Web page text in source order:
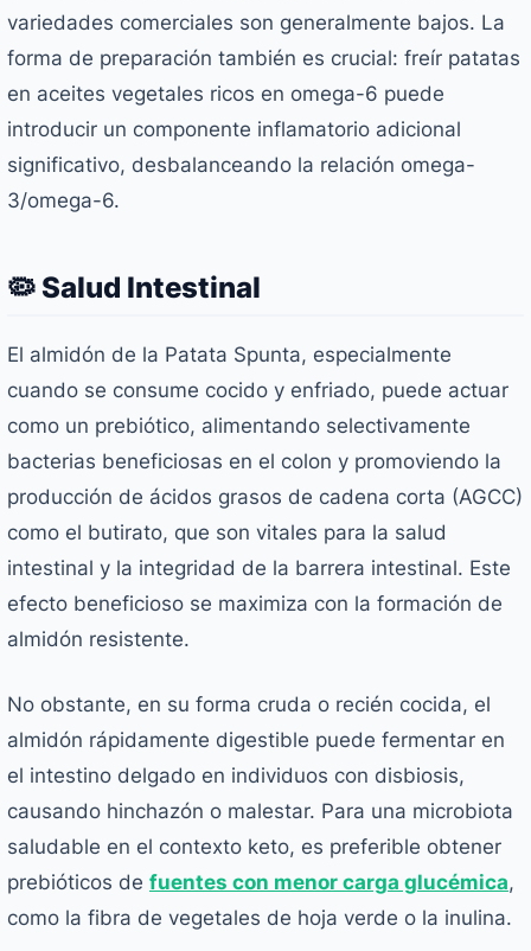
variedades comerciales son generalmente bajos. La
forma de preparación también es crucial: freír patatas
en aceites vegetales ricos en omega-6 puede
introducir un componente inflamatorio adicional
significativo, desbalanceando la relación omega-
3/omega-6.
🦠 Salud Intestinal
El almidón de la Patata Spunta, especialmente
cuando se consume cocido y enfriado, puede actuar
como un prebiótico, alimentando selectivamente
bacterias beneficiosas en el colon y promoviendo la
producción de ácidos grasos de cadena corta (AGCC)
como el butirato, que son vitales para la salud
intestinal y la integridad de la barrera intestinal. Este
efecto beneficioso se maximiza con la formación de
almidón resistente.
No obstante, en su forma cruda o recién cocida, el
almidón rápidamente digestible puede fermentar en
el intestino delgado en individuos con disbiosis,
causando hinchazón o malestar. Para una microbiota
saludable en el contexto keto, es preferible obtener
prebióticos de fuentes con menor carga glucémica,
como la fibra de vegetales de hoja verde o la inulina.